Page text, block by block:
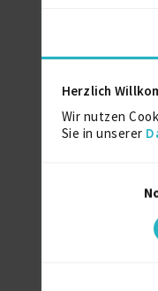
Herzlich
Wir nutzen
Sie in unserer